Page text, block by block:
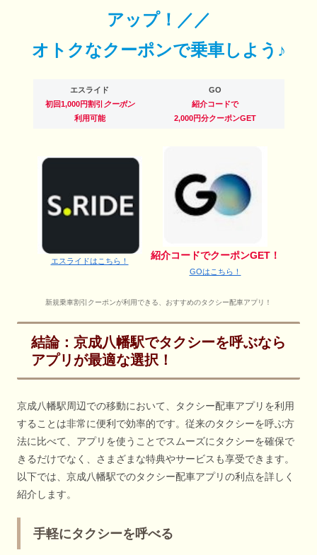
アップ！／／
オトクなクーポンで乗車しよう♪
エスライド
初回1,000円割引 クーポン
利用可能
GO
紹介コードで
2,000円分クーポンGET
エスライドはこちら！
紹介コードでクーポンGET！
GOはこちら！
新規乗車割引クーポンが利用できる、おすすめのタクシー配車アプリ！
結論：京成八幡駅でタクシーを呼ぶなら
アプリが最適な選択！
京成八幡駅周辺での移動において、タクシー配車アプリを利用
することは非常に便利で効率的です。従来のタクシーを呼ぶ方
法に比べて、アプリを使うことでスムーズにタクシーを確保で
きるだけでなく、さまざまな特典やサービスも享受できます。
以下では、京成八幡駅でのタクシー配車アプリの利点を詳しく
紹介します。
手軽にタクシーを呼べる